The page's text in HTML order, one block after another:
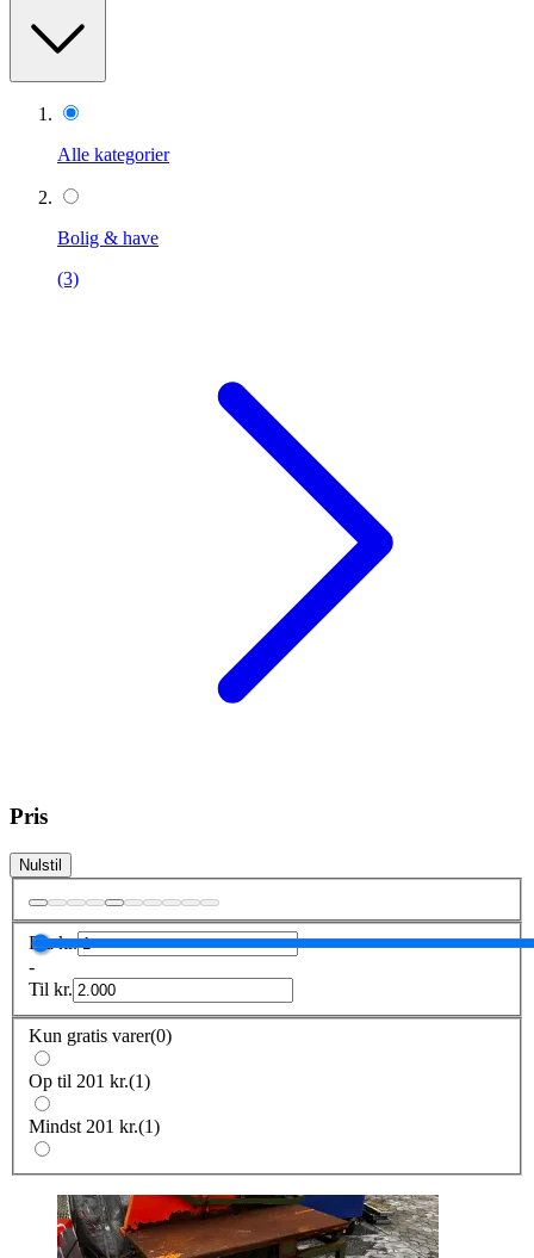
Alle kategorier
Bolig & have
(3)
Pris
Nulstil
Frakr.
-
Til kr.
Kun gratis varer(0)
Op til 201 kr.(1)
Mindst 201 kr.(1)